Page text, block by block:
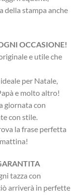
della stampa anche
OCCASIONE!
e utile che
per Natale,
e molto altro!
giornata con
con stile.
la frase perfetta
tazza con
arriverà in perfette